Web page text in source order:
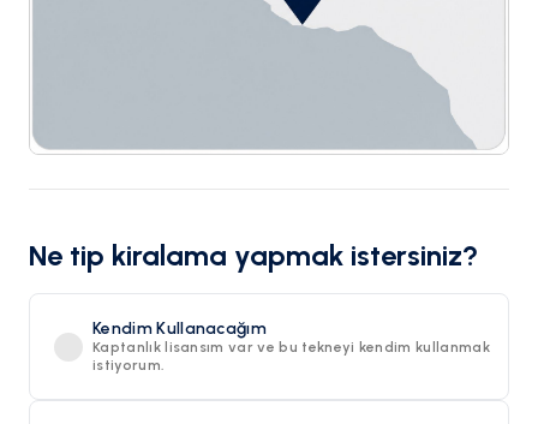
Ne tip kiralama yapmak istersiniz?
Kendim Kullanacağım
Kaptanlık lisansım var ve bu tekneyi kendim kullanmak
istiyorum.